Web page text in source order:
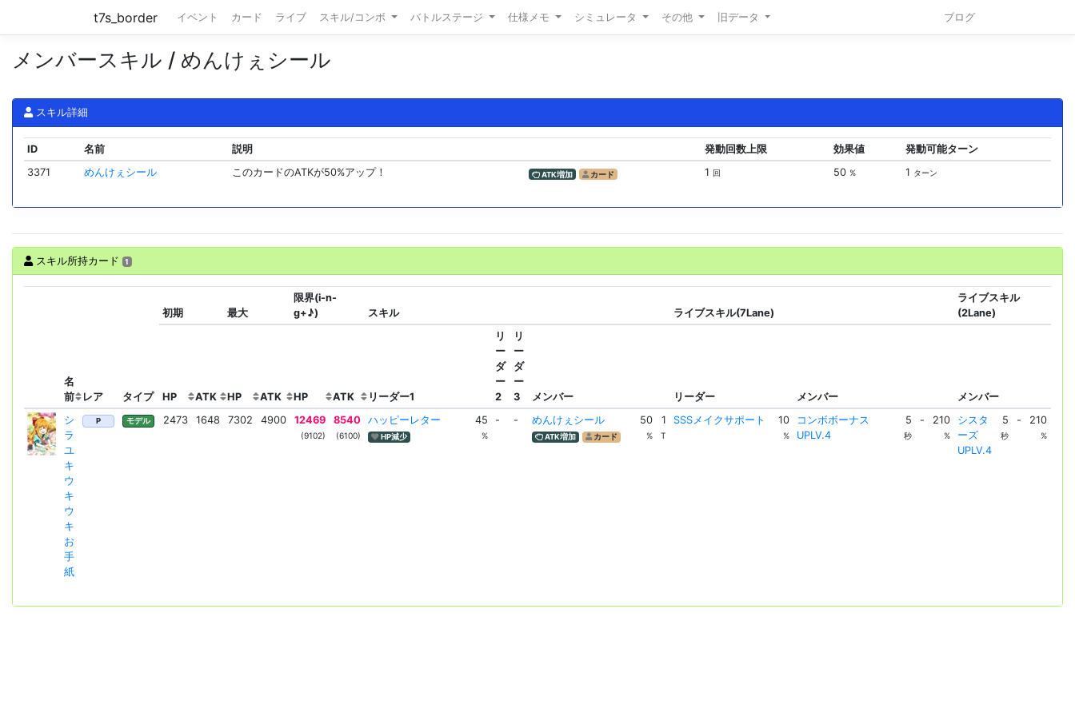
t7s_border イベント カード ライブ スキル/コンボ バトルステージ 仕様メモ シミュレータ その他 旧データ ブログ
メンバースキル / めんけぇシール
スキル詳細
ID 名前 説明 発動回数上限 効果値
発動可能ターン
3371
めんけぇシール このカードのATKが50%アップ！ ATK増加 カード 1 回 50 % 1 ターン
スキル所持カード 1
名
前
レア タイプ
初期 最大
限界(i-n-
g+♪)
スキル ライブスキル(7Lane)
ライブスキル
(2Lane)
HP ATK HP ATK HP ATK リーダー1
リ
ー
ダ
ー
2
リ
ー
ダ
ー
3
メンバー リーダー メンバー
メンバー
シ
ラ
ユ
キ
ウ
キ
ウ
キ
お
手
紙
P モデル 2473 1648 7302 4900 12469
(9102)
8540
(6100)
ハッピーレター
HP減少
45
%
- - めんけぇシール
ATK増加 カード
50
%
1
T
SSSメイクサポート 10
%
コンボボーナス
UPLV.4
5
秒
- 210
%
シスタ
ーズ
UPLV.4
5
秒
- 210
%